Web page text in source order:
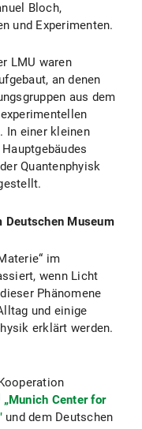
Bloch,
und Experimenten.
LMU waren
an denen
aus dem
In einer kleinen
Quantenphyisk
Museum
im
wenn Licht
Phänomene
und einige
erklärt werden.
„Munich Center for
und dem Deutschen